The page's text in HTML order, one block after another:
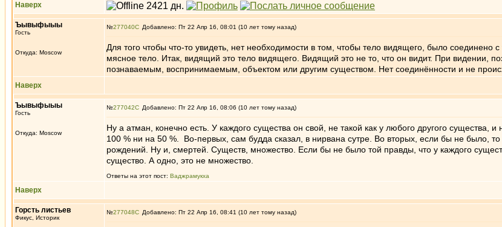
Наверх
Ъывыфыыы
Гость
Откуда: Moscow
№277040 Добавлено: Пт 22 Апр 16, 08:01 (10 лет тому назад)
Для того чтобы что-то увидеть, нет необходимости в том, чтобы тело видящего, было
мясное тело. Итак, видящий это тело видящего. Видящий это не то, что он видит. При видении,
познаваемым, воспринимаемым, объектом или другим существом. Нет соединённости и не
Наверх
Ъывыфыыы
Гость
Откуда: Moscow
№277042 Добавлено: Пт 22 Апр 16, 08:06 (10 лет тому назад)
Ну а атман, конечно есть. У каждого существа он свой, не такой как у любого другого
100 % ни на 50 %. Во-первых, сам будда сказал, в нирвана сутре. Во вторых, если бы не было,
рождений. Ну и, смертей. Существ, множество. Если бы не было той правды, что у каждого
существо. А одно, это не множество.
Ответы на этот пост: Ваджрамукха
Наверх
Горсть листьев
Фикус, Историк
№277048 Добавлено: Пт 22 Апр 16, 08:41 (10 лет тому назад)